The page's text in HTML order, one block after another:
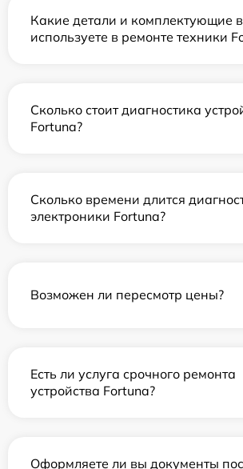
Какие детали и комплектующие
используете в ремонте техники
Сколько стоит диагностика
Fortuna?
Сколько времени длится
электроники Fortuna?
Возможен ли пересмотр цены?
Есть ли услуга срочного ремонта
устройства Fortuna?
Оформляете ли вы документы